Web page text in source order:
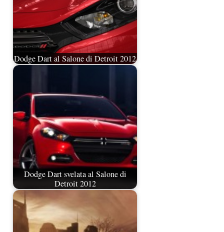
Dodge Dart al Salone di Detroit 2012
Dodge Dart svelata al Salone di
Detroit 2012